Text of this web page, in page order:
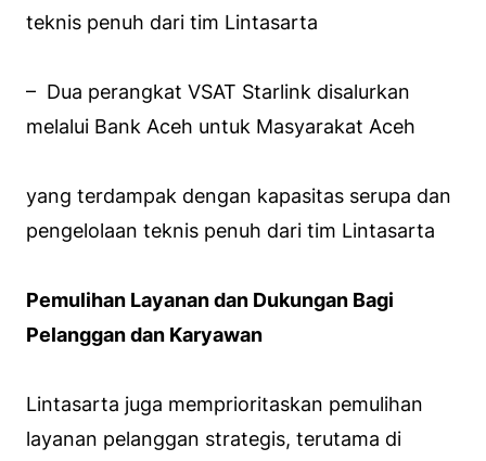
teknis penuh dari tim Lintasarta
– Dua perangkat VSAT Starlink disalurkan
melalui Bank Aceh untuk Masyarakat Aceh
yang terdampak dengan kapasitas serupa dan
pengelolaan teknis penuh dari tim Lintasarta
Pemulihan Layanan dan Dukungan Bagi
Pelanggan dan Karyawan
Lintasarta juga memprioritaskan pemulihan
layanan pelanggan strategis, terutama di